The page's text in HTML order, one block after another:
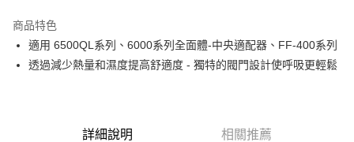
Apple Pay
街口支付
商品特色
適用 6500QL系列、6000系列全面體-中央適配器、FF-400系列
透過減少熱量和濕度提高舒適度 - 獨特的閥門設計使呼吸更輕鬆
詳細說明 相關推薦